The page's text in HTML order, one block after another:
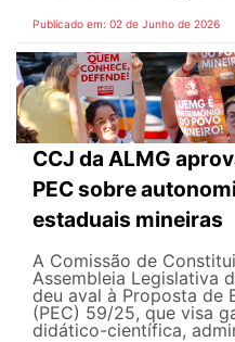
Publicado em: 02 de Junho de 2026
CCJ da ALMG
PEC sobre
estaduais mineiras
A Comissão de
Assembleia Legislativa
deu aval à Proposta de
(PEC) 59/25, que visa
didático-científica,